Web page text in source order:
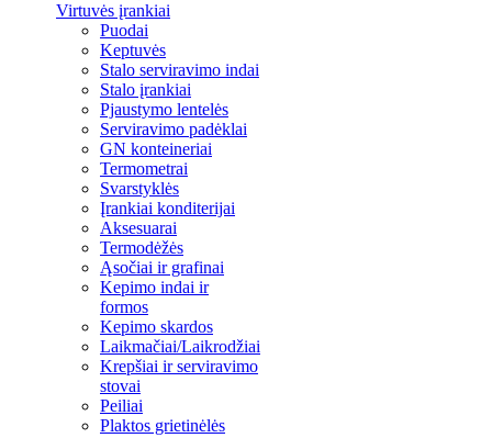
Virtuvės įrankiai
Puodai
Keptuvės
Stalo serviravimo indai
Stalo įrankiai
Pjaustymo lentelės
Serviravimo padėklai
GN konteineriai
Termometrai
Svarstyklės
Įrankiai konditerijai
Aksesuarai
Termodėžės
Ąsočiai ir grafinai
Kepimo indai ir
formos
Kepimo skardos
Laikmačiai/Laikrodžiai
Krepšiai ir serviravimo
stovai
Peiliai
Plaktos grietinėlės